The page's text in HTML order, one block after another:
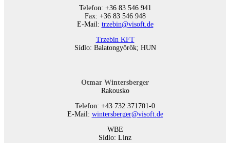
Telefon: +36 83 546 941
Fax: +36 83 546 948
E-Mail: trzebin@visoft.de
Trzebin KFT
Sídlo: Balatongyörök; HUN
Otmar Wintersberger
Rakousko
Telefon: +43 732 371701-0
E-Mail: wintersberger@visoft.de
WBE
Sídlo: Linz